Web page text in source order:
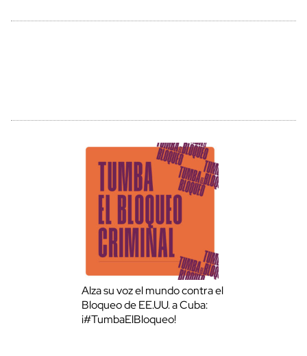
Alza su voz el mundo contra el
Bloqueo de EE.UU. a Cuba:
¡#TumbaElBloqueo!